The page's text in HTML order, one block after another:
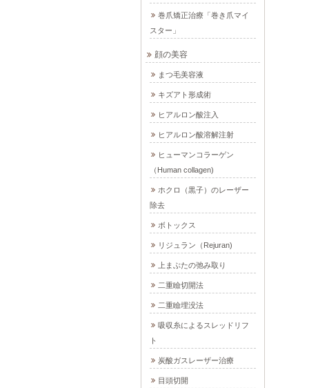
巻爪矯正治療「巻き爪マイ
スター」
顔の美容
まつ毛美容液
キズアト形成術
ヒアルロン酸注入
ヒアルロン酸溶解注射
ヒューマンコラーゲン
（Human collagen)
ホクロ（黒子）のレーザー
除去
ボトックス
リジュラン（Rejuran)
上まぶたの弛み取り
二重瞼切開法
二重瞼埋没法
吸収糸によるスレッドリフ
ト
炭酸ガスレーザー治療
目頭切開